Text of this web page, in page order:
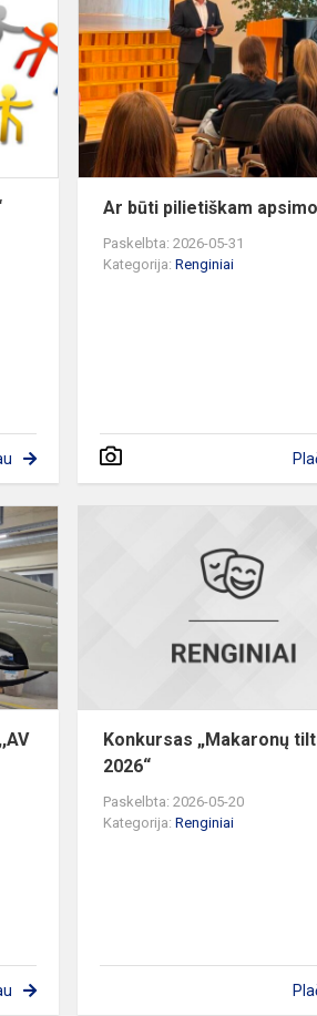
„Taiki
mokykla“
įgyvendinimas
Vievio
gimnazijoje
Ar būti pilietiškam
Paskelbta: 2026-05-31
Kategorija:Renginiai
Profesijų
įvairovė
įmonėje
,,AV
terminal“
Konkursas „Makaronų
2026“
Paskelbta: 2026-05-20
Kategorija:Renginiai